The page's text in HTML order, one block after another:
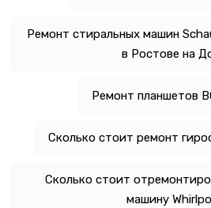
Ремонт стиральных машин
в Ростове на
Ремонт планшетов
Сколько стоит ремонт
Сколько стоит
машину